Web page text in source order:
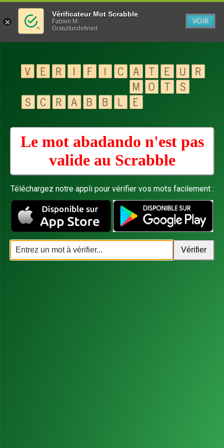
Le mot abadando n'est pas
valide au Scrabble
Téléchargez notre appli pour vérifier vos mots facilement :
Vérificateur Mot Scrabble
Fabien M
Gratuitundefined
VOIR